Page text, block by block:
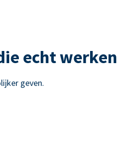
echt werken
geven.